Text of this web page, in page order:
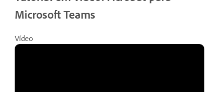
Microsoft Teams
Vídeo